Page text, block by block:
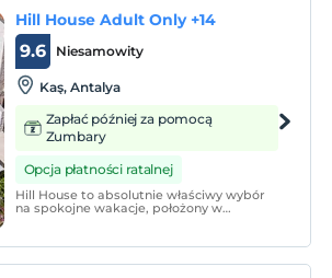
Hill House Adult Only +14
Niesamowity
9.6
Kaş, Antalya
Zapłać później za pomocą
Zumbary
Opcja płatności ratalnej
Hill House to absolutnie właściwy wybór
na spokojne wakacje, położony w